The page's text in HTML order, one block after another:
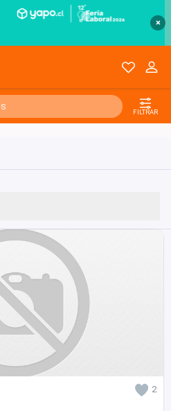
×
FILTRAR
2